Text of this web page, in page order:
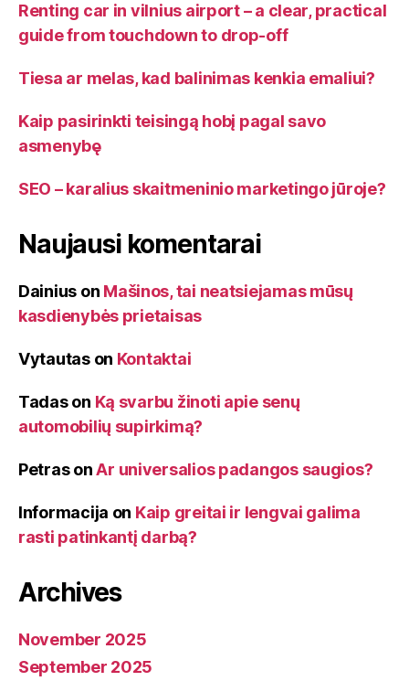
Renting car in vilnius airport – a clear, practical
guide from touchdown to drop-off
Tiesa ar melas, kad balinimas kenkia emaliui?
Kaip pasirinkti teisingą hobį pagal savo
asmenybę
SEO – karalius skaitmeninio marketingo jūroje?
Naujausi komentarai
Dainius on Mašinos, tai neatsiejamas mūsų
kasdienybės prietaisas
Vytautason Kontaktai
Tadason Ką svarbu žinoti apie senų
automobilių supirkimą?
PetrasonAr universalios padangos saugios?
Informacija on Kaip greitai ir lengvai galima
rasti patinkantį darbą?
Archives
November 2025
September 2025